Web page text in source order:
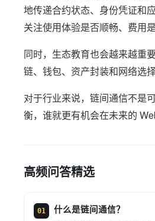
地传递合约状态、身份凭证和
关注使用体验是否顺畅、费用
同时，生态教育也会越来越重
链、钱包、资产封装和网络选
对于行业来说，链间通信不是
衡，谁就更有机会在未来的
高频问答精选
01 什么是链间通信？